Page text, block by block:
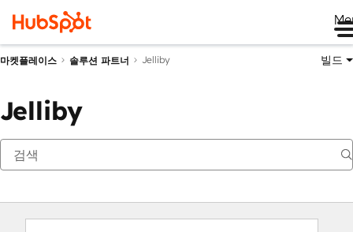
마켓플레이스 솔루션 파트너 Jelliby 빌드
Jelliby